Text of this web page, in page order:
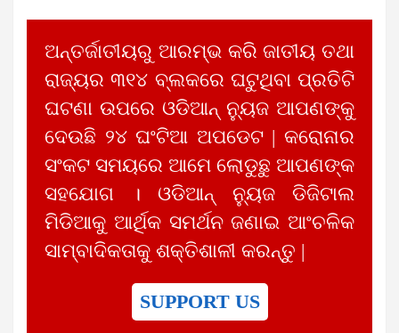
ଅନ୍ତର୍ଜାତୀୟରୁ ଆରମ୍ଭ କରି ଜାତୀୟ ତଥା
ରାଜ୍ୟର ୩୧୪ ବ୍ଲକରେ ଘଟୁଥିବା ପ୍ରତିଟି
ଘଟଣା ଉପରେ ଓଡିଆନ୍ ନ୍ୟୁଜ ଆପଣଙ୍କୁ
ଦେଉଛି ୨୪ ଘଂଟିଆ ଅପଡେଟ | କରୋନାର
ସଂକଟ ସମୟରେ ଆମେ ଲୋଡୁଛୁ ଆପଣଙ୍କ
ସହଯୋଗ । ଓଡିଆନ୍ ନ୍ୟୁଜ ଡିଜିଟାଲ
ମିଡିଆକୁ ଆର୍ଥିକ ସମର୍ଥନ ଜଣାଇ ଆଂଚଳିକ
ସାମ୍ବାଦିକତାକୁ ଶକ୍ତିଶାଳୀ କରନ୍ତୁ |
SUPPORT US